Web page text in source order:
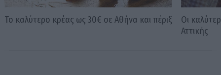
Το καλύτερο κρέας ως 30€ σε Αθήνα και πέριξ
Οι
Αττικής